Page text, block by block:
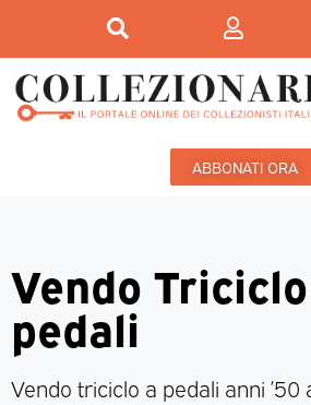
ABBONATI ORA
Vendo
pedali
Vendo triciclo a pedali anni